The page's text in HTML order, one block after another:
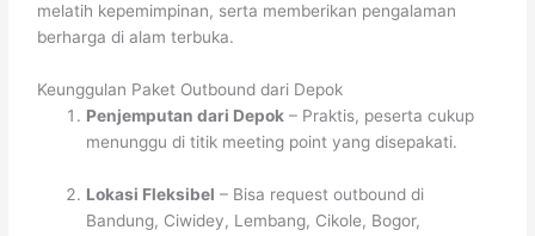
melatih kepemimpinan, serta memberikan pengalaman
berharga di alam terbuka.
Keunggulan Paket Outbound dari Depok
Penjemputan dari Depok – Praktis, peserta cukup
menunggu di titik meeting point yang disepakati.
Lokasi Fleksibel – Bisa request outbound di
Bandung, Ciwidey, Lembang, Cikole, Bogor,